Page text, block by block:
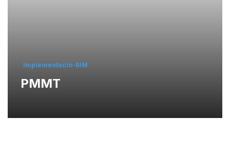
Implementació-BIM
PMMT